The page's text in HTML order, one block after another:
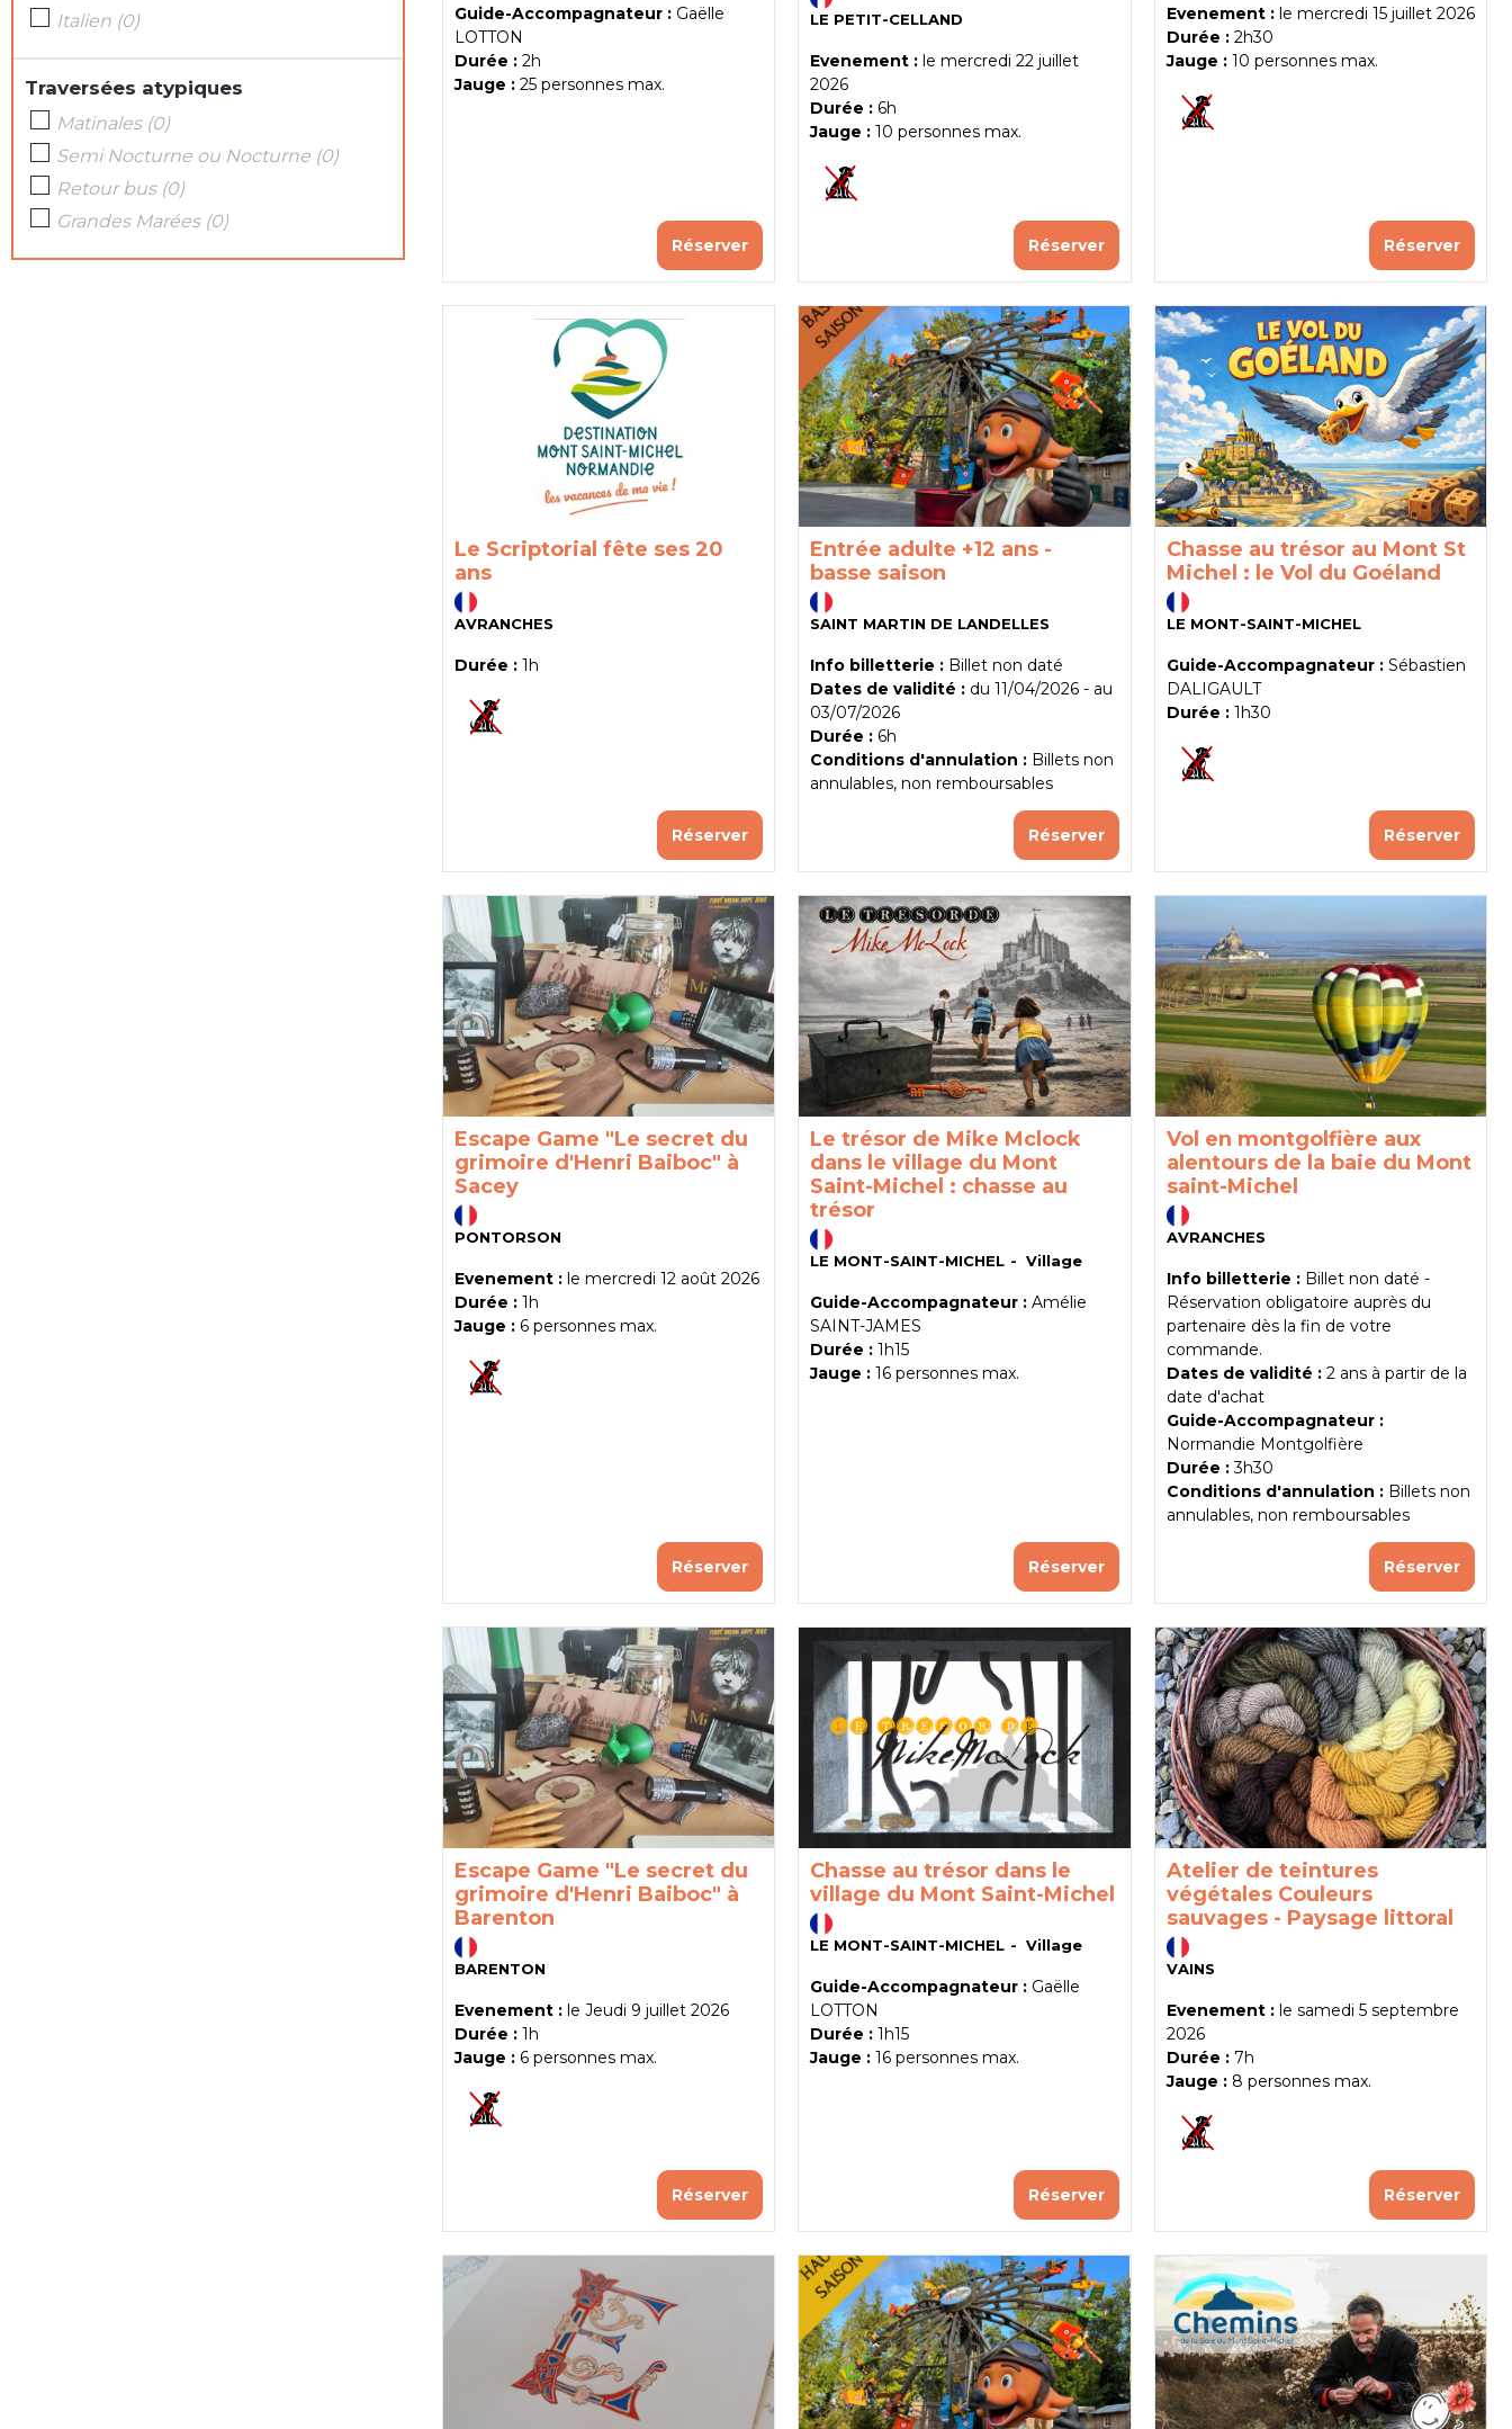
Italien (0)
Traversées atypiques
Matinales (0)
Semi Nocturne ou Nocturne (0)
Retour bus (0)
Grandes Marées (0)
Guide-Accompagnateur : Gaëlle
LOTTON
Durée : 2h
Jauge : 25 personnes max.
Réserver
LE PETIT-CELLAND
Evenement : le mercredi 22 juillet
2026
Durée : 6h
Jauge : 10 personnes max.
Réserver
Evenement : le mercredi 15 juillet 2026
Durée : 2h30
Jauge : 10 personnes max.
Réserver
Le Scriptorial fête ses 20
ans
AVRANCHES
Durée : 1h
Réserver
Entrée adulte +12 ans -
basse saison
SAINT MARTIN DE LANDELLES
Info billetterie : Billet non daté
Dates de validité : du 11/04/2026
au
03/07/2026
Durée : 6h
Conditions d'annulation : Billets non
annulables, non remboursables
Réserver
Chasse au trésor au Mont St
Michel : le Vol du Goéland
LE MONT-SAINT-MICHEL
Guide-Accompagnateur : Sébastien
DALIGAULT
Durée : 1h30
Réserver
Escape Game "Le secret du
grimoire d'Henri Baiboc" à
Sacey
PONTORSON
Evenement : le mercredi 12 août 2026
Durée : 1h
Jauge : 6 personnes max.
Réserver
Le trésor de Mike Mclock
dans le village du Mont
Saint-Michel : chasse au
trésor
LE MONT-SAINT-MICHEL Village
Guide-Accompagnateur : Amélie
SAINT-JAMES
Durée : 1h15
Jauge : 16 personnes max.
Réserver
Vol en montgolfière aux
alentours de la baie du Mont
saint-Michel
AVRANCHES
Info billetterie : Billet non daté
Réservation obligatoire auprès du
partenaire dès la fin de votre
commande.
Dates de validité : 2 ans à partir de la
date d'achat
Guide-Accompagnateur :
Normandie Montgolfière
Durée : 3h30
Conditions d'annulation : Billets non
annulables, non remboursables
Réserver
Escape Game "Le secret du
grimoire d'Henri Baiboc" à
Barenton
BARENTON
Evenement : le Jeudi 9 juillet 2026
Durée : 1h
Jauge : 6 personnes max.
Réserver
Chasse au trésor dans le
village du Mont Saint-Michel
LE MONT-SAINT-MICHEL Village
Guide-Accompagnateur : Gaëlle
LOTTON
Durée : 1h15
Jauge : 16 personnes max.
Réserver
Atelier de teintures
végétales Couleurs
sauvages - Paysage littoral
VAINS
Evenement : le samedi 5 septembre
2026
Durée : 7h
Jauge : 8 personnes max.
Réserver